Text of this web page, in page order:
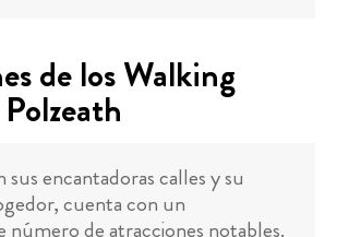
de los Walking
sus encantadoras calles y su
cuenta con un
número de atracciones notables.